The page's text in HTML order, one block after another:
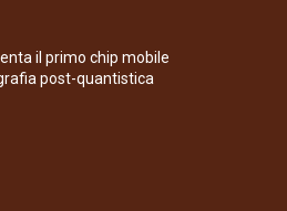
il primo chip mobile
post-quantistica